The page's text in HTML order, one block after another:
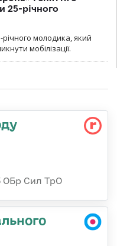
25-річного
молодика, який
мобілізації.
ОБр Сил ТрО